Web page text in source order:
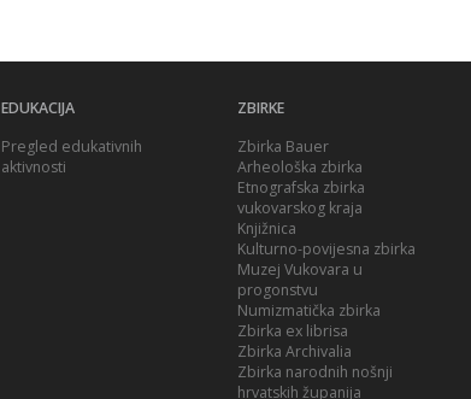
EDUKACIJA
Pregled edukativnih
aktivnosti
ZBIRKE
Zbirka Bauer
Arheološka zbirka
Etnografska zbirka
vukovarskog kraja
Knjižnica
Kulturno-povijesna zbirka
Muzej Vukovara u
progonstvu
Numizmatička zbirka
Zbirka ex librisa
Zbirka Archivalia
Zbirka narodnih nošnji
hrvatskih županija